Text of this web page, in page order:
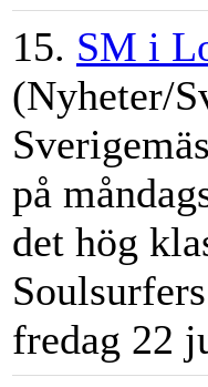
15. SM i
(Nyheter/
på
det hög
fredag 22